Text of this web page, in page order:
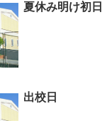
夏休み明け初日
出校日